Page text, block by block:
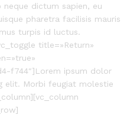
dictum sapien, eu
pharetra facilisis mauris
turpis id luctus.
title=»Return»
f744″]Lorem ipsum dolor
elit. Morbi feugiat molestie